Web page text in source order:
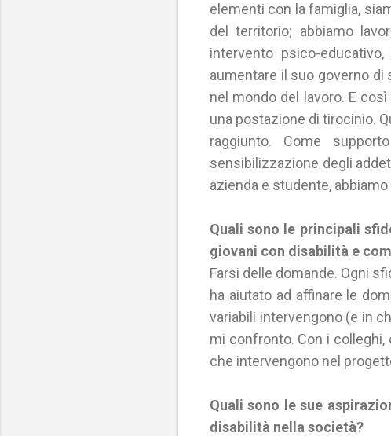
elementi con la famiglia,
del territorio; abbiamo
intervento psico-
aumentare il suo governo di
nel mondo del lavoro. E
una postazione di tirocinio.
raggiunto. Come
sensibilizzazione degli
azienda e studente,
Quali sono le principali
giovani con disabilità e
Farsi delle domande. Ogni
ha aiutato ad affinare le
variabili intervengono (e in
mi confronto. Con i
che intervengono nel
Quali sono le sue
disabilità nella società?